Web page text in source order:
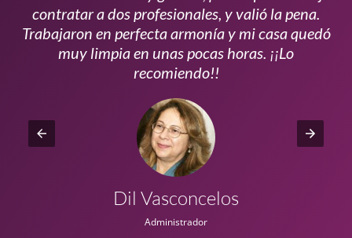
contratar a dos profesionales, y valió la pena.
Trabajaron en perfecta armonía y mi casa quedó
muy limpia en unas pocas horas. ¡¡Lo
recomiendo!!
Dil Vasconcelos
Administrador